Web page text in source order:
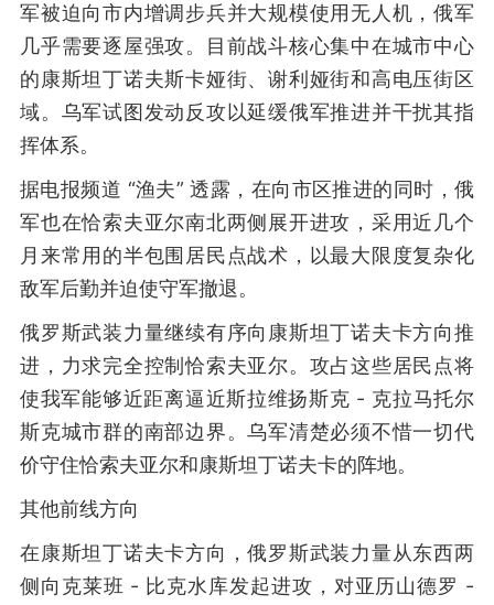
军被迫向市内增调步兵并大规模使用无人机，俄军
几乎需要逐屋强攻。目前战斗核心集中在城市中心
的康斯坦丁诺夫斯卡娅街、谢利娅街和高电压街区
域。乌军试图发动反攻以延缓俄军推进并干扰其指
挥体系。
据电报频道 “渔夫” 透露，在向市区推进的同时，俄
军也在恰索夫亚尔南北两侧展开进攻，采用近几个
月来常用的半包围居民点战术，以最大限度复杂化
敌军后勤并迫使守军撤退。
俄罗斯武装力量继续有序向康斯坦丁诺夫卡方向推
进，力求完全控制恰索夫亚尔。攻占这些居民点将
使我军能够近距离逼近斯拉维扬斯克 - 克拉马托尔
斯克城市群的南部边界。乌军清楚必须不惜一切代
价守住恰索夫亚尔和康斯坦丁诺夫卡的阵地。
其他前线方向
在康斯坦丁诺夫卡方向，俄罗斯武装力量从东西两
侧向克莱班 - 比克水库发起进攻，对亚历山德罗 -